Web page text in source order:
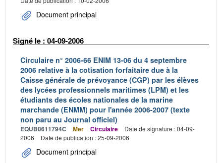
Document principal
Signé le : 04-09-2006
Circulaire n° 2006-66 ENIM 13-06 du 4 septembre
2006 relative à la cotisation forfaitaire due à la
Caisse générale de prévoyance (CGP) par les élèves
des lycées professionnels maritimes (LPM) et les
étudiants des écoles nationales de la marine
marchande (ENMM) pour l'année 2006-2007 (texte
non paru au Journal officiel)
EQUB0611794C Mer Circulaire
Date de signature : 04-09-
2006
Date de publication : 25-09-2006
Document principal